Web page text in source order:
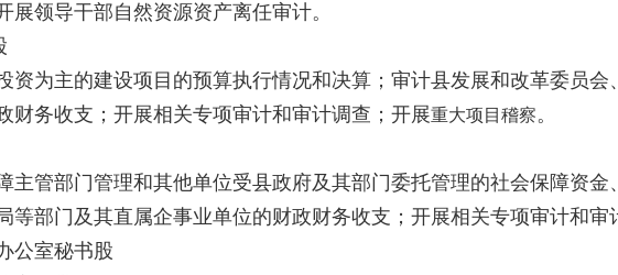
领导干部自然资源资产离任审计。
为主的建设项目的预算执行情况和决算；审计县发展和改革委员会
财务收支；开展相关专项审计和审计调查；开展重大项目稽察。
管部门管理和其他单位受县政府及其部门委托管理的社会保障资金
等部门及其直属企事业单位的财政财务收支；开展相关专项审计和审
室秘书股